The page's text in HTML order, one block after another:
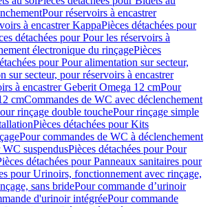
Pour réservoirs à encastrer
à encastrer KappaPièces détachées pour
détachées pour Pour les réservoirs à
électronique du rinçagePièces
pour Pour alimentation sur secteur,
sur secteur, pour réservoirs à encastrer
à encastrer Geberit Omega 12 cmPour
cmCommandes de WC avec déclenchement
rinçage double touchePour rinçage simple
Pièces détachées pour Kits
Pour commandes de WC à déclenchement
WC suspendusPièces détachées pour Pour
détachées pour Panneaux sanitaires pour
pour Urinoirs, fonctionnement avec rinçage,
sans bridePour commande d’urinoir
d'urinoir intégréePour commande